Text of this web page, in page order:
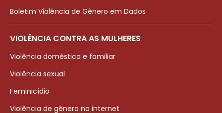
Boletim Violência de Gênero em Dados
VIOLÊNCIA CONTRA AS MULHERES
Violência doméstica e familiar
Violência sexual
Feminicídio
Violência de gênero na internet